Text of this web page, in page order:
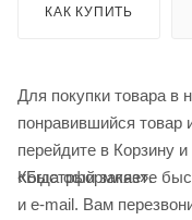
КАК КУПИТЬ
Для покупки товара в
понравившийся товар
перейдите в Корзину
«Быстрый заказ».
Когда оформляете
и e-mail. Вам